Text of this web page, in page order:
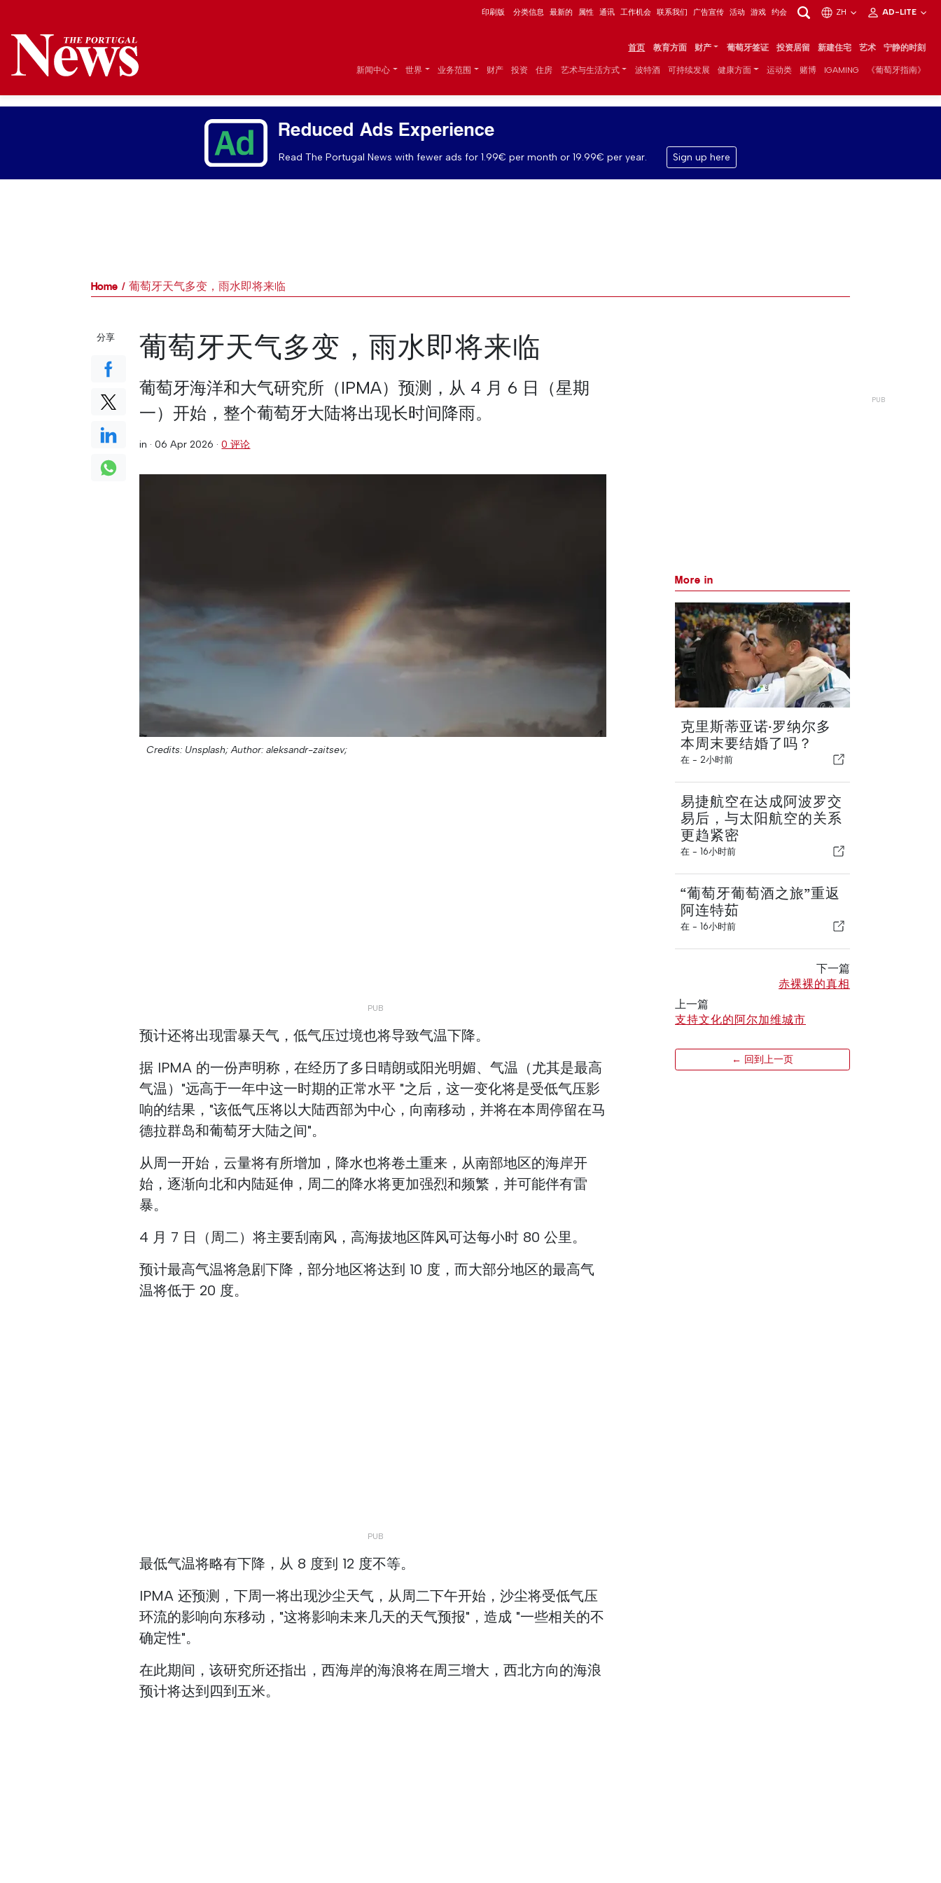
印刷版 分类信息 最新的 属性 通讯 工作机会 联系我们 广告宣传 活动 游戏 约会 ZH AD-LITE
首页 教育方面 财产 葡萄牙签证 投资居留 新建住宅 艺术 宁静的时刻
新闻中心 世界 业务范围 财产 投资 住房 艺术与生活方式 波特酒 可持续发展 健康方面 运动类 赌博 IGAMING 《葡萄牙指南》
Reduced Ads Experience
Read The Portugal News with fewer ads for 1.99€ per month or 19.99€ per year. Sign up here
Home 葡萄牙天气多变，雨水即将来临
葡萄牙天气多变，雨水即将来临
葡萄牙海洋和大气研究所（IPMA）预测，从 4 月 6 日（星期
一）开始，整个葡萄牙大陆将出现长时间降雨。
in ·06 Apr 2026 ·0 评论
Credits: Unsplash; Author: aleksandr-zaitsev;
预计还将出现雷暴天气，低气压过境也将导致气温下降。
据 IPMA 的一份声明称，在经历了多日晴朗或阳光明媚、气温（尤其是最高
气温）"远高于一年中这一时期的正常水平 "之后，这一变化将是受低气压影
响的结果，"该低气压将以大陆西部为中心，向南移动，并将在本周停留在马
德拉群岛和葡萄牙大陆之间"。
从周一开始，云量将有所增加，降水也将卷土重来，从南部地区的海岸开
始，逐渐向北和内陆延伸，周二的降水将更加强烈和频繁，并可能伴有雷
暴。
4 月 7 日（周二）将主要刮南风，高海拔地区阵风可达每小时 80 公里。
预计最高气温将急剧下降，部分地区将达到 10 度，而大部分地区的最高气
温将低于 20 度。
最低气温将略有下降，从 8 度到 12 度不等。
IPMA 还预测，下周一将出现沙尘天气，从周二下午开始，沙尘将受低气压
环流的影响向东移动，"这将影响未来几天的天气预报"，造成 "一些相关的不
确定性"。
在此期间，该研究所还指出，西海岸的海浪将在周三增大，西北方向的海浪
预计将达到四到五米。
分享
More in
克里斯蒂亚诺·罗纳尔多
本周末要结婚了吗？
在 - 2小时前
易捷航空在达成阿波罗交
易后，与太阳航空的关系
更趋紧密
在 - 16小时前
“葡萄牙葡萄酒之旅”重返
阿连特茹
在 - 16小时前
下一篇
赤裸裸的真相
上一篇
支持文化的阿尔加维城市
← 回到上一页